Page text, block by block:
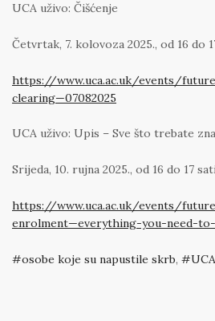
UCA uživo: Čišćenje
Četvrtak, 7. kolovoza 2025., od 16 do
https://www.uca.ac.uk/events/
clearing—07082025
UCA uživo: Upis – Sve što trebate
Srijeda, 10. rujna 2025., od 16 do 17
https://www.uca.ac.uk/events/
enrolment—everything-you-need-
osobe koje su napustile skrb, UCA